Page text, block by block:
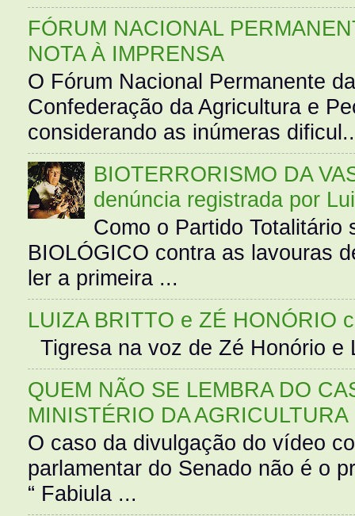
FÓRUM NACIONAL
NOTA À IMPRENSA
O Fórum Nacional Permanente
Confederação da Agricultura e
considerando as inúmeras
BIOTERRORISMO DA
denúncia registrada por
Como o Partido Totalitário
BIOLÓGICO contra as lavouras
ler a primeira ...
LUIZA BRITTO e ZÉ HONÓRIO
Tigresa na voz de Zé Honório
QUEM NÃO SE LEMBRA DO
MINISTÉRIO DA AGRICULTURA
O caso da divulgação do vídeo
parlamentar do Senado não é o
“ Fabiula ...